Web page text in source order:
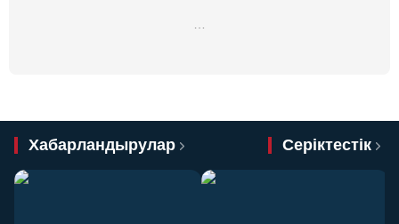
…
Хабарландырулар Серіктестік